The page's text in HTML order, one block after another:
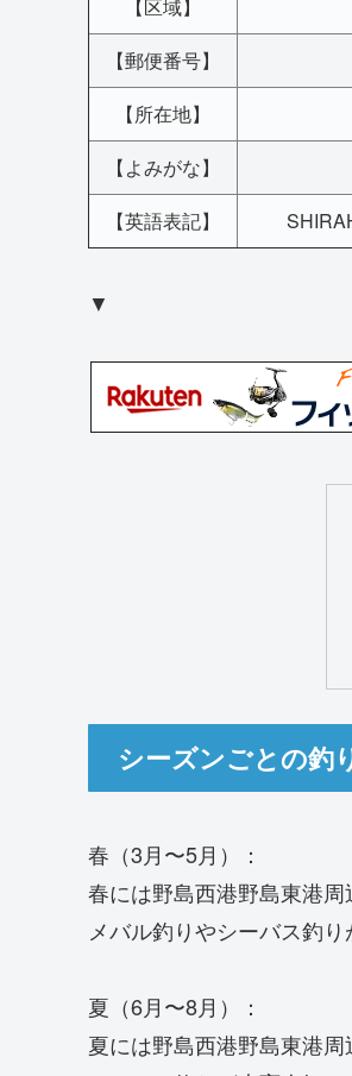
【区域】
【郵便番号】
【所在地】
【よみがな】
【英語表記】
▼
シーズンごとの釣
春（3月〜5月）：
春には野島西港野島東港周
メバル釣りやシーバス釣
夏（6月〜8月）：
夏には野島西港野島東港